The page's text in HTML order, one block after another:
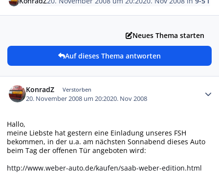
Neues Thema starten
Auf dieses Thema antworten
KonradZ Verstorben
20. November 2008 um 20:2020. Nov 2008
Hallo,
meine Liebste hat gestern eine Einladung unseres FSH
bekommen, in der u.a. am nächsten Sonnabend dieses Auto
beim Tag der offenen Tür angeboten wird:
http://www.weber-auto.de/kaufen/saab-weber-edition.html